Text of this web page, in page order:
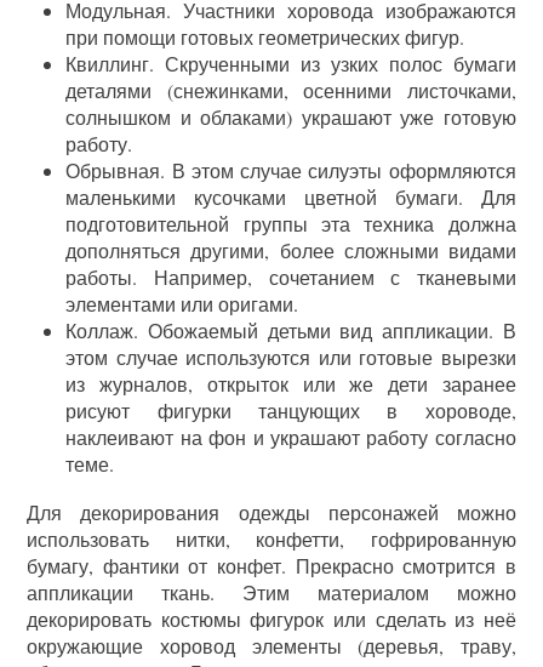
Модульная. Участники хоровода изображаются
при помощи готовых геометрических фигур.
Квиллинг. Скрученными из узких полос бумаги
деталями (снежинками, осенними листочками,
солнышком и облаками) украшают уже готовую
работу.
Обрывная. В этом случае силуэты оформляются
маленькими кусочками цветной бумаги. Для
подготовительной группы эта техника должна
дополняться другими, более сложными видами
работы. Например, сочетанием с тканевыми
элементами или оригами.
Коллаж. Обожаемый детьми вид аппликации. В
этом случае используются или готовые вырезки
из журналов, открыток или же дети заранее
рисуют фигурки танцующих в хороводе,
наклеивают на фон и украшают работу согласно
теме.
Для декорирования одежды персонажей можно
использовать нитки, конфетти, гофрированную
бумагу, фантики от конфет. Прекрасно смотрится в
аппликации ткань. Этим материалом можно
декорировать костюмы фигурок или сделать из неё
окружающие хоровод элементы (деревья, траву,